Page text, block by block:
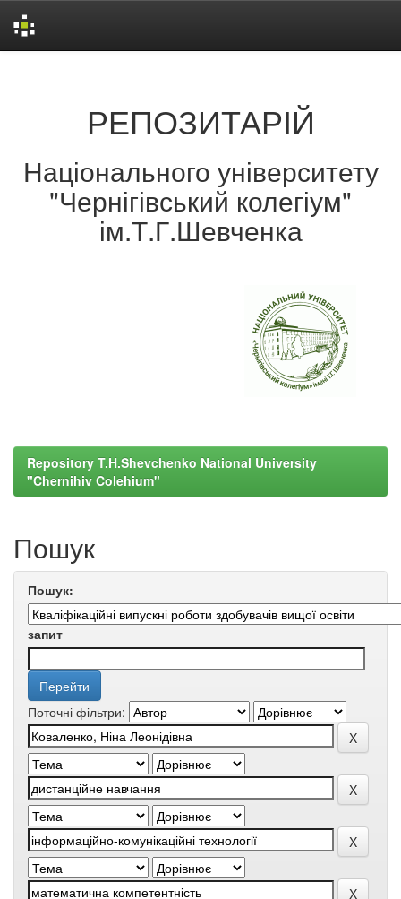
РЕПОЗИТАРІЙ
Національного університету
"Чернігівський колегіум"
ім.Т.Г.Шевченка
Repository T.H.Shevchenko National University
"Chernihiv Colehium"
Пошук
Пошук:
запит
Поточні фільтри: